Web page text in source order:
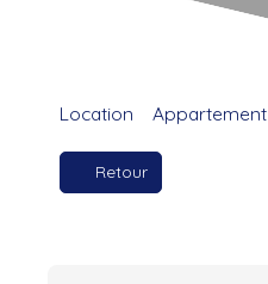
Location Appartement
Retour